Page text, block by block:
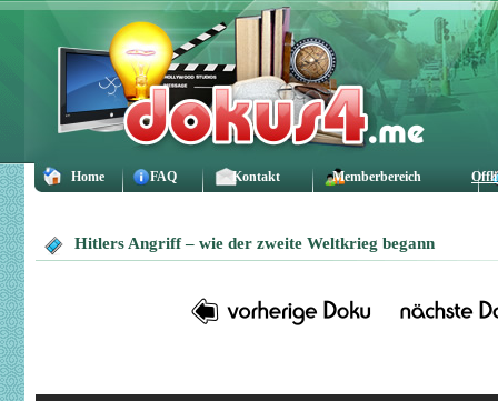
Home FAQ Kontakt Memberbereich
Hitlers Angriff – wie der zweite Weltkrieg begann